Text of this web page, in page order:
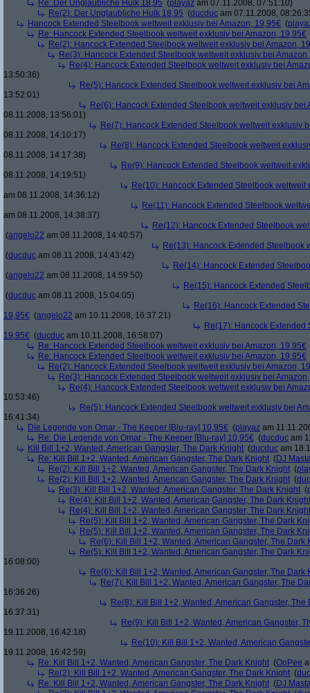
Re: Der Unglaubliche Hulk 18,95 (playaz am 07.11.2008, 07:51:10)
Re(2): Der Unglaubliche Hulk 18,95 (ducduc am 07.11.2008,
Hancock Extended Steelbook weltweit exklusiv bei Amazon, 19,95€ (
Re: Hancock Extended Steelbook weltweit exklusiv bei Amazon, 19,95€
Re(2): Hancock Extended Steelbook weltweit exklusiv bei Amazon,
Re(3): Hancock Extended Steelbook weltweit exklusiv bei
Re(4): Hancock Extended Steelbook weltweit exklusiv bei
13:50:36)
Re(5): Hancock Extended Steelbook weltweit exklusiv bei
13:52:01)
Re(6): Hancock Extended Steelbook weltweit exklusiv bei
08.11.2008, 13:56:01)
Re(7): Hancock Extended Steelbook weltweit exklusiv
08.11.2008, 14:10:17)
Re(8): Hancock Extended Steelbook weltweit
08.11.2008, 14:17:38)
Re(9): Hancock Extended Steelbook weltweit
08.11.2008, 14:19:51)
Re(10): Hancock Extended Steelbook weltweit
am 08.11.2008, 14:36:12)
Re(11): Hancock Extended Steelbook
am 08.11.2008, 14:38:37)
Re(12): Hancock Extended Steelbook
(angelo22 am 08.11.2008, 14:40:57)
Re(13): Hancock Extended Steelbook
(ducduc am 08.11.2008, 14:43:42)
Re(14): Hancock Extended
(angelo22 am 08.11.2008, 14:59:50)
Re(15): Hancock Extended
(ducduc am 08.11.2008, 15:04:05)
Re(16): Hancock Extended
19,95€ (angelo22 am 10.11.2008, 16:37:21)
Re(17): Hancock
19,95€ (ducduc am 10.11.2008, 16:58:07)
Re: Hancock Extended Steelbook weltweit exklusiv bei Amazon, 19,95€
Re: Hancock Extended Steelbook weltweit exklusiv bei Amazon, 19,95€
Re(2): Hancock Extended Steelbook weltweit exklusiv bei Amazon,
Re(3): Hancock Extended Steelbook weltweit exklusiv bei
Re(4): Hancock Extended Steelbook weltweit exklusiv bei
10:53:46)
Re(5): Hancock Extended Steelbook weltweit exklusiv bei
16:41:34)
Die Legende von Omar - The Keeper [Blu-ray] 10,95€ (playaz am
Re: Die Legende von Omar - The Keeper [Blu-ray] 10,95€ (ducduc am
Kill Bill 1+2, Wanted, American Gangster, The Dark Knight (ducduc am
Re: Kill Bill 1+2, Wanted, American Gangster, The Dark Knight (DJ
Re(2): Kill Bill 1+2, Wanted, American Gangster, The Dark Knight (
Re(2): Kill Bill 1+2, Wanted, American Gangster, The Dark Knight (
Re(3): Kill Bill 1+2, Wanted, American Gangster, The Dark Knight (
Re(4): Kill Bill 1+2, Wanted, American Gangster, The Dark Knight
Re(4): Kill Bill 1+2, Wanted, American Gangster, The Dark Knight
Re(5): Kill Bill 1+2, Wanted, American Gangster, The Dark
Re(5): Kill Bill 1+2, Wanted, American Gangster, The Dark
Re(6): Kill Bill 1+2, Wanted, American Gangster, The Dark
Re(5): Kill Bill 1+2, Wanted, American Gangster, The Dark
16:08:00)
Re(6): Kill Bill 1+2, Wanted, American Gangster, The Dark
Re(7): Kill Bill 1+2, Wanted, American Gangster, The
16:36:26)
Re(8): Kill Bill 1+2, Wanted, American Gangster, The
16:37:31)
Re(9): Kill Bill 1+2, Wanted, American Gangster,
19.11.2008, 16:42:18)
Re(10): Kill Bill 1+2, Wanted, American
19.11.2008, 16:42:59)
Re: Kill Bill 1+2, Wanted, American Gangster, The Dark Knight (OoPee
Re(2): Kill Bill 1+2, Wanted, American Gangster, The Dark Knight (
Re: Kill Bill 1+2, Wanted, American Gangster, The Dark Knight (DJ